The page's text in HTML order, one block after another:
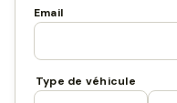
Email
Type de véhicule